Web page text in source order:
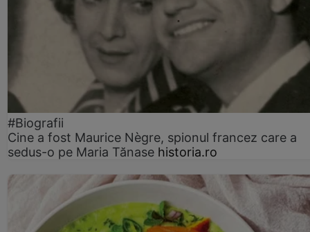
#Biografii
Cine a fost Maurice Nègre, spionul francez care a
sedus-o pe Maria Tănase historia.ro